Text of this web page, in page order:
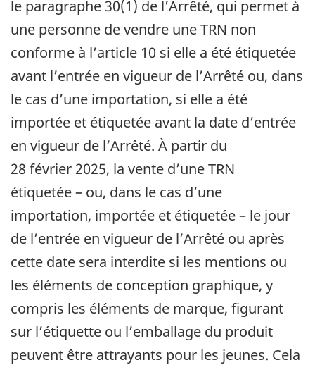
le paragraphe 30(1) de l’Arrêté, qui permet à
une personne de vendre une TRN non
conforme à l’article 10 si elle a été étiquetée
avant l’entrée en vigueur de l’Arrêté ou, dans
le cas d’une importation, si elle a été
importée et étiquetée avant la date d’entrée
en vigueur de l’Arrêté. À partir du
28 février 2025, la vente d’une TRN
étiquetée – ou, dans le cas d’une
importation, importée et étiquetée – le jour
de l’entrée en vigueur de l’Arrêté ou après
cette date sera interdite si les mentions ou
les éléments de conception graphique, y
compris les éléments de marque, figurant
sur l’étiquette ou l’emballage du produit
peuvent être attrayants pour les jeunes. Cela